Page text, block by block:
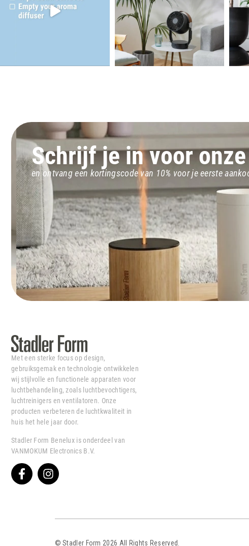
Schrijf je in voor
en ontvang een kortingscode van 10% voor je eerste
Met een sterke focus op design,
gebruiksgemak en technologie ontwikkelen
wij stijlvolle en functionele apparaten voor
luchtbehandeling, zoals luchtbevochtigers,
luchtreinigers en ventilatoren. Onze
producten verbeteren de luchtkwaliteit in
huis het hele jaar door.
Stadler Form Benelux is onderdeel van
VANMOKUM Electronics B.V.
© Stadler Form 2026 All Rights Reserved.